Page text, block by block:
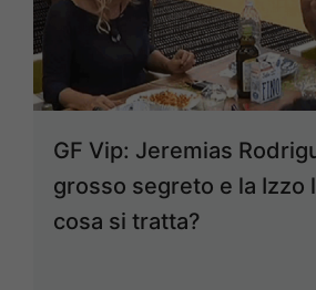
GF Vip: Jeremias
grosso segreto e la Izzo
cosa si tratta?